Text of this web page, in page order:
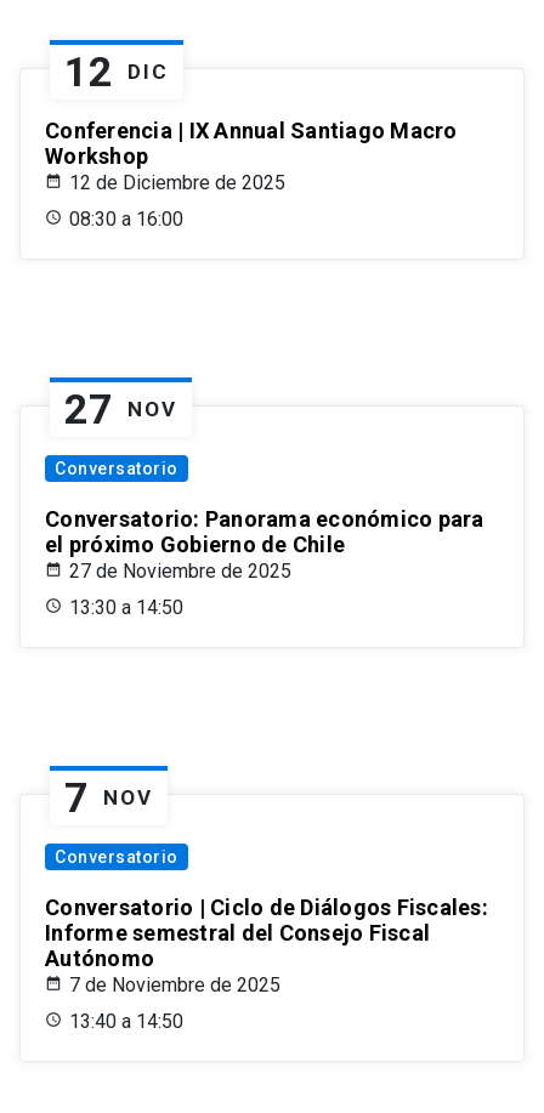
12 DIC
Conferencia | IX Annual Santiago Macro
Workshop
12 de Diciembre de 2025
08:30 a 16:00
27 NOV
Conversatorio
Conversatorio: Panorama económico para
el próximo Gobierno de Chile
27 de Noviembre de 2025
13:30 a 14:50
7 NOV
Conversatorio
Conversatorio | Ciclo de Diálogos Fiscales:
Informe semestral del Consejo Fiscal
Autónomo
7 de Noviembre de 2025
13:40 a 14:50